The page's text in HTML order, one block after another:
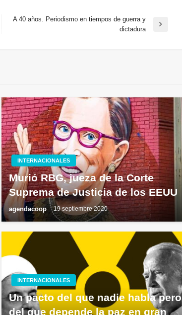
A 40 años. Periodismo en tiempos de guerra y
dictadura
INTERNACIONALES
Murió RBG, jueza de la Corte
Suprema de Justicia de los EEUU
agendacoop 19 septiembre 2020
INTERNACIONALES
Un pacto del que nadie habla pero
del que depende la paz en gran